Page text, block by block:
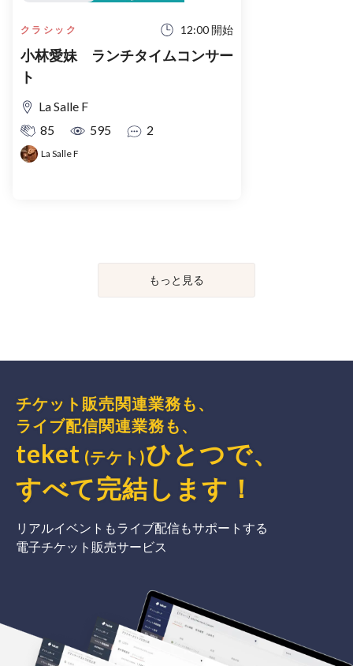
クラシック 12:00 開始
小林愛妹 ランチタイムコンサー
ト
La Salle F
85
595 2
La Salle F
もっと見る
チケット販売関連業務も、
ライブ配信関連業務も、
teket (テケト)ひとつで、
すべて完結 します ！
リアルイベントもライブ配信もサポートする
電子チケット販売サービス